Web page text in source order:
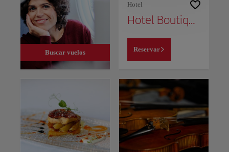
Buscar vuelos
Hotel
Hotel Boutique La Marquesina - Adults Only
Reservar